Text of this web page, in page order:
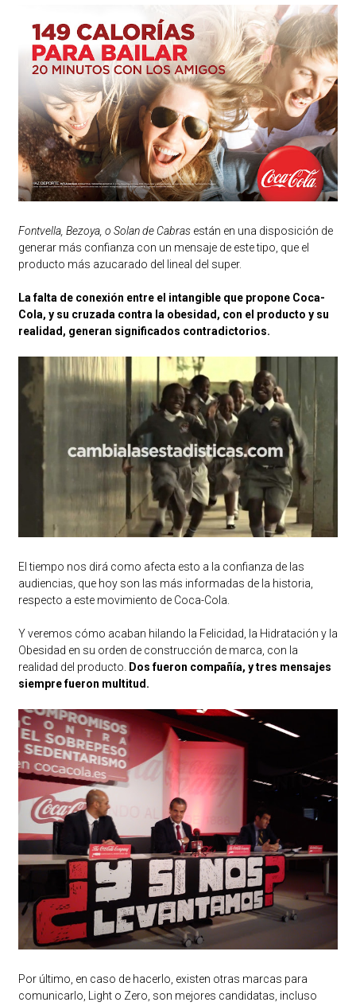
Fontvella, Bezoya, o Solan de Cabras están en una disposición de
generar más confianza con un mensaje de este tipo, que el
producto más azucarado del lineal del super.
La falta de conexión entre el intangible que propone Coca-
Cola, y su cruzada contra la obesidad, con el producto y su
realidad, generan significados contradictorios.
El tiempo nos dirá como afecta esto a la confianza de las
audiencias, que hoy son las más informadas de la historia,
respecto a este movimiento de Coca-Cola.
Y veremos cómo acaban hilando la Felicidad, la Hidratación y la
Obesidad en su orden de construcción de marca, con la
realidad del producto. Dos fueron compañía, y tres mensajes
siempre fueron multitud.
Por último, en caso de hacerlo, existen otras marcas para
comunicarlo, Light o Zero, son mejores candidatas, incluso